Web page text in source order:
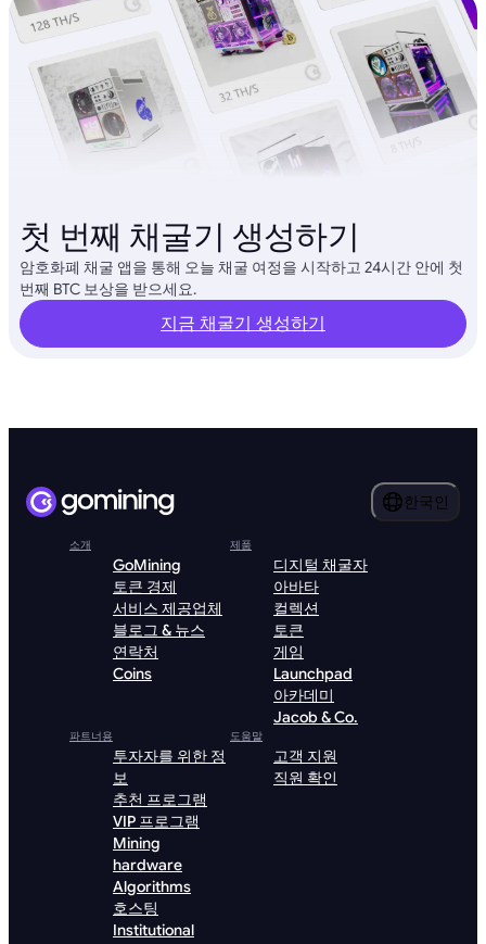
첫 번째 채굴기 생성하기
암호화폐 채굴 앱을 통해 오늘 채굴 여정을 시작하고 24시간 안에 첫
번째 BTC 보상을 받으세요.
지금 채굴기 생성하기
한국인
소개
GoMining
토큰 경제
서비스 제공업체
블로그 & 뉴스
연락처
Coins
제품
디지털 채굴자
아바타
컬렉션
토큰
게임
Launchpad
아카데미
Jacob & Co.
파트너용
투자자를 위한 정
보
추천 프로그램
VIP 프로그램
Mining
hardware
Algorithms
호스팅
Institutional
도움말
고객 지원
직원 확인